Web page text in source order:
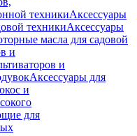
техникиАксессуары
техникиАксессуары
масла для садовой
и
и
Аксессуары для
и
для